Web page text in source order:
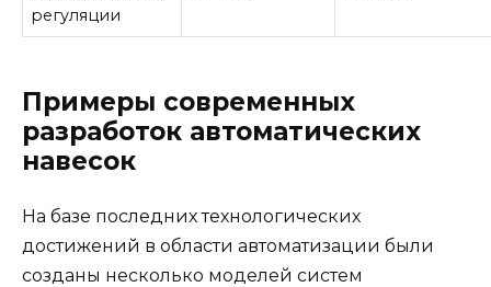
регуляции
Примеры современных
разработок автоматических
навесок
На базе последних технологических
достижений в области автоматизации были
созданы несколько моделей систем